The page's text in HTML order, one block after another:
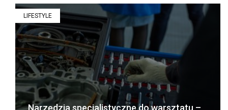
LIFESTYLE
Narzędzia specjalistyczne do warsztatu –